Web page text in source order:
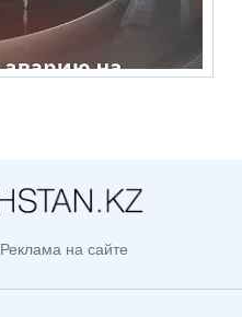
Реклама на сайте